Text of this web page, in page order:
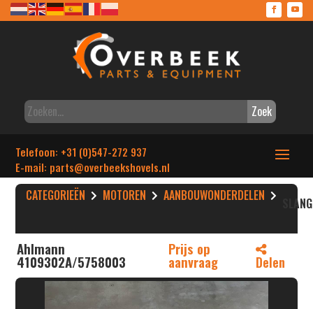
Zoek
Telefoon: +31 (0)547-272 937
E-mail: parts@overbeekshovels.nl
CATEGORIEËN MOTOREN AANBOUWONDERDELEN
Ahlmann
4109302A/5758003
Prijs op
aanvraag Delen